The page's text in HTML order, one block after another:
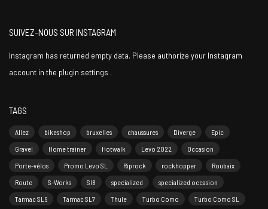
SUIVEZ-NOUS SUR INSTAGRAM
Instagram has returned empty data. Please authorize your Instagram
account in the plugin settings .
TAGS
Allez bikeshop bruxelles chaussures Diverge
Epic
Gravel
Home trainer Hotwalk Levo 2022
Occasion
Porte-vélos
Promo Levo SL Riprock rockhopper
Roubaix
Route
S-Works Sl8 specialized
specialized occasion
Tarmac SL6
Tarmac SL7 Thule Turbo Como
Turbo Como SL